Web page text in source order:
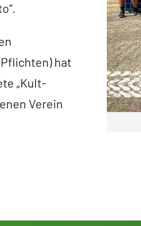
hat
„Kult-
Verein